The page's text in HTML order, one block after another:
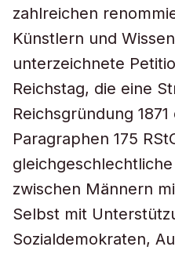
zahlreichen
Künstlern und
unterzeichnete
Reichstag, die eine
Reichsgründung
Paragraphen 175
zwischen Männern
Selbst mit
Sozialdemokraten,